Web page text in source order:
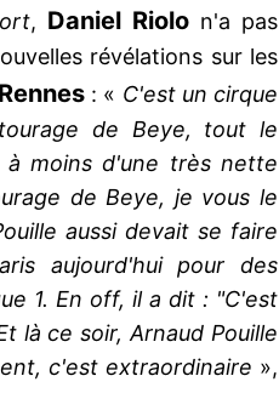
, Daniel Riolo n'a pas
révélations sur les
Rennes: « C'est un cirque
de Beye, tout le
moins d'une très nette
de Beye, je vous le
aussi devait se faire
aujourd'hui pour des
1. En off, il a dit : "C'est
là ce soir, Arnaud Pouille
c'est extraordinaire »,